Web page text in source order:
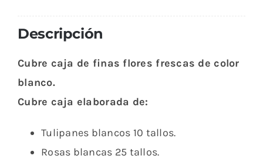
Descripción
Cubre caja de finas flores frescas de color
blanco.
Cubre caja elaborada de:
Tulipanes blancos 10 tallos.
Rosas blancas 25 tallos.